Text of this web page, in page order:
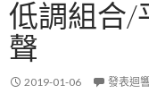
低調組合/
聲
2019-01-06 發表迴